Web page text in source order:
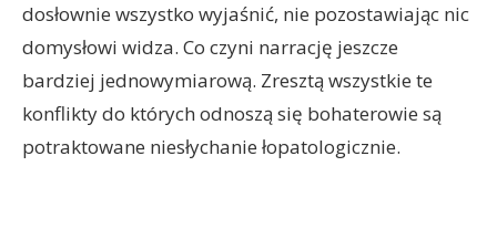
dosłownie wszystko wyjaśnić, nie pozostawiając nic
domysłowi widza. Co czyni narrację jeszcze
bardziej jednowymiarową. Zresztą wszystkie te
konflikty do których odnoszą się bohaterowie są
potraktowane niesłychanie łopatologicznie.